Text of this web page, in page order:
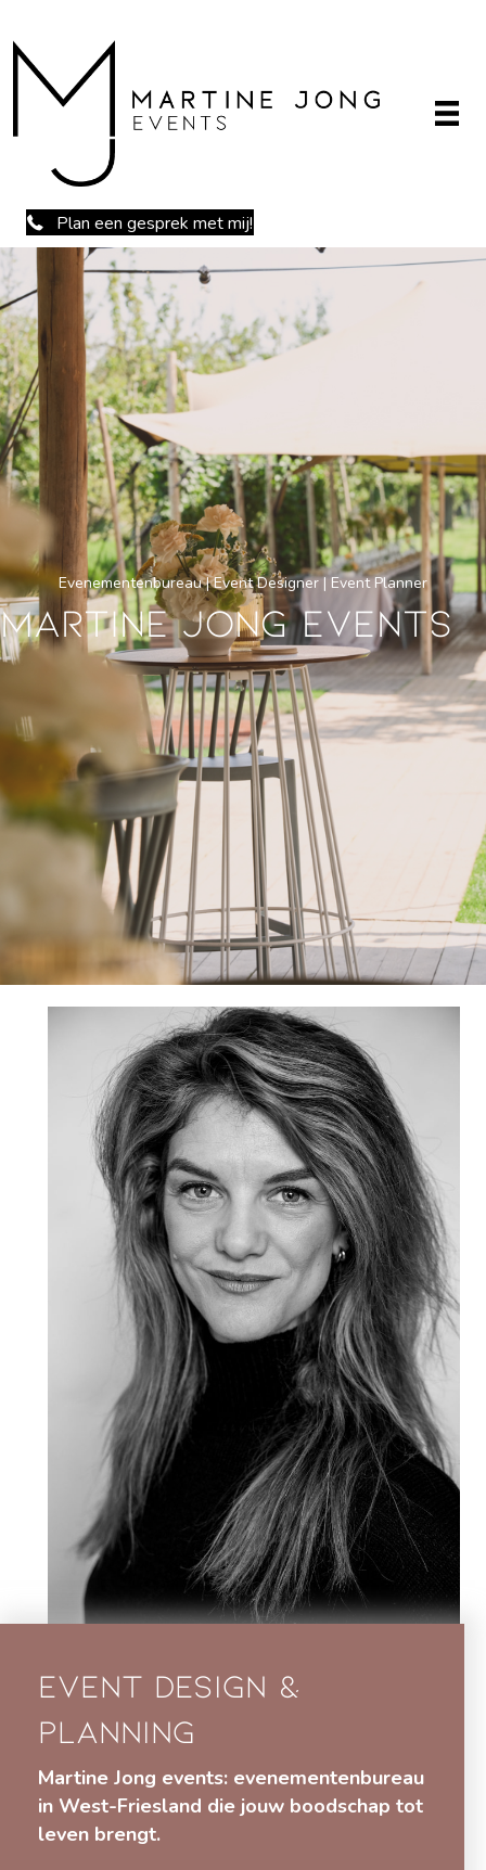
Plan een gesprek met mij!
Evenementenbureau | Event Designer | Event Planner
Martine Jong Events
Event design &
planning
Martine Jong events: evenementenbureau
in West-Friesland die jouw boodschap tot
leven brengt.